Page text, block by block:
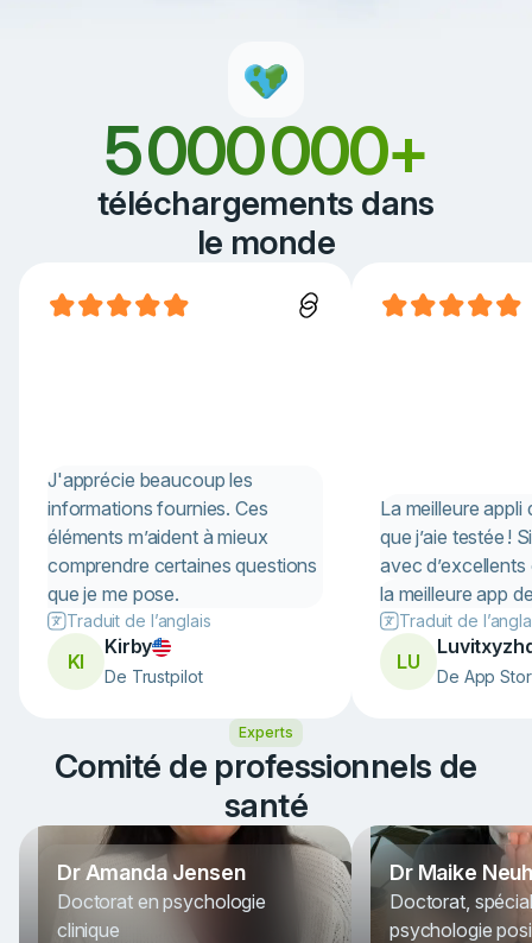
5 000 000+
téléchargements dans
le monde
J'apprécie beaucoup les
informations fournies. Ces
éléments m’aident à mieux
comprendre certaines questions
que je me pose.
Traduit de l’anglais
KI
Kirby
De Trustpilot
La meilleure appli
que j’aie testée !
avec
la meilleure app
Traduit de
LU
De App
Experts
Comité de professionnels de
santé
Dr Amanda Jensen
Doctorat en psychologie
clinique
Dr Maike
Doctorat,
psychologie